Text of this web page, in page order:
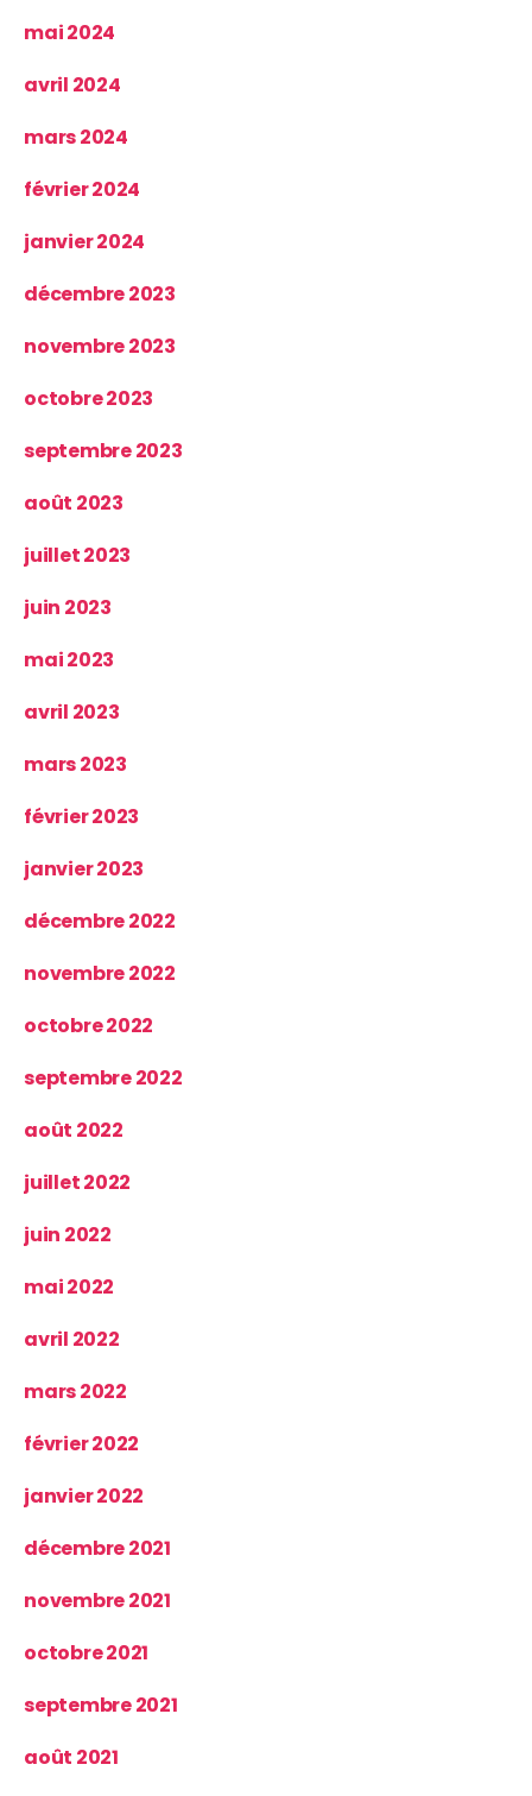
mai 2024
avril 2024
mars 2024
février 2024
janvier 2024
décembre 2023
novembre 2023
octobre 2023
septembre 2023
août 2023
juillet 2023
juin 2023
mai 2023
avril 2023
mars 2023
février 2023
janvier 2023
décembre 2022
novembre 2022
octobre 2022
septembre 2022
août 2022
juillet 2022
juin 2022
mai 2022
avril 2022
mars 2022
février 2022
janvier 2022
décembre 2021
novembre 2021
octobre 2021
septembre 2021
août 2021